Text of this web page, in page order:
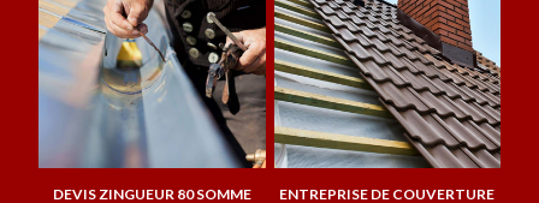
DEVIS ZINGUEUR 80 SOMME
ENTREPRISE DE COUVERTURE